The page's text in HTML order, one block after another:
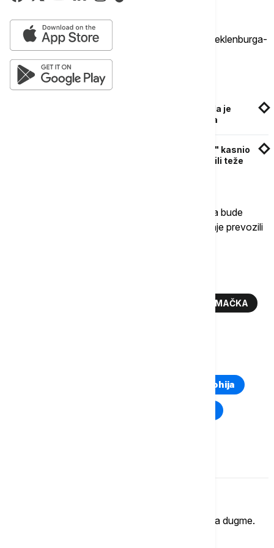
Slični slučajevi dogodili su se od Bavarske do Meklenburga-
Zapadne Pomeranije.
Povezane vesti
U Kruševcu uhapšen muškarac osumnjičen da je
krađom oštetio preduzeća za 300.000 dinara
Krađa na brzoj pruzi kod Subotice: Voz "Soko" kasnio
zbog isečenih kablova, sistemi zaštite sprečili teže
Transport stoke pri prelasku granice trebalo bi da bude
kontrolisan, ali moguće je da su počinioci životinje prevozili
NEMAČKA
Kosovo i Metohija
Ukoliko želite da ostavite komentar, kliknite na dugme.